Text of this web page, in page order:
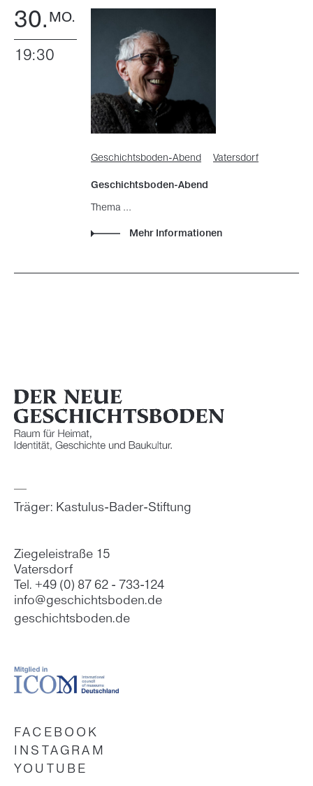
30.MO.
19:30
Geschichtsboden-Abend
Vatersdorf
Geschichtsboden-Abend
Thema ...
Mehr Informationen
Träger: Kastulus-Bader-Stiftung
Ziegeleistraße 15
Vatersdorf
Tel. +49 (0) 87 62 - 733-124
info@geschichtsboden.de
geschichtsboden.de
FACEBOOK
INSTAGRAM
YOUTUBE